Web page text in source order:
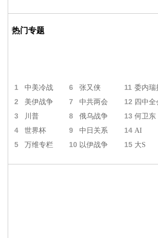
热门专题
1 中美冷战 6 张又侠 11 委内瑞
2 美伊战争 7 中共两会 12 四中全
3 川普 8 俄乌战争 13 何卫东
4 世界杯 9 中日关系 14 AI
5 万维专栏 10 以伊战争 15 大S